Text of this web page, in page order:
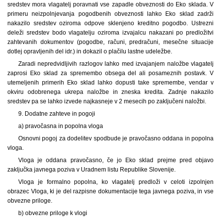
sredstev mora vlagatelj poravnati vse zapadle obveznosti do Eko sklada. V
primeru neizpolnjevanja pogodbenih obveznosti lahko Eko sklad zadrži
nakazilo sredstev oziroma odpove sklenjeno kreditno pogodbo. Ustrezni
deleži sredstev bodo vlagatelju oziroma izvajalcu nakazani po predložitvi
zahtevanih dokumentov (pogodbe, računi, predračuni, mesečne situacije
dotlej opravljenih del idr.) in dokazil o plačilu lastne udeležbe.
Zaradi nepredvidljivih razlogov lahko med izvajanjem naložbe vlagatelj
zaprosi Eko sklad za spremembo obsega del ali posameznih postavk. V
utemeljenih primerih Eko sklad lahko dopusti take spremembe, vendar v
okviru odobrenega ukrepa naložbe in zneska kredita. Zadnje nakazilo
sredstev pa se lahko izvede najkasneje v 2 mesecih po zaključeni naložbi.
9. Dodatne zahteve in pogoji
a) pravočasna in popolna vloga
Osnovni pogoj za dodelitev spodbude je pravočasno oddana in popolna
vloga.
Vloga je oddana pravočasno, če jo Eko sklad prejme pred objavo
zaključka javnega poziva v Uradnem listu Republike Slovenije.
Vloga je formalno popolna, ko vlagatelj predloži v celoti izpolnjen
obrazec Vloga, ki je del razpisne dokumentacije tega javnega poziva, in vse
obvezne priloge.
b) obvezne priloge k vlogi